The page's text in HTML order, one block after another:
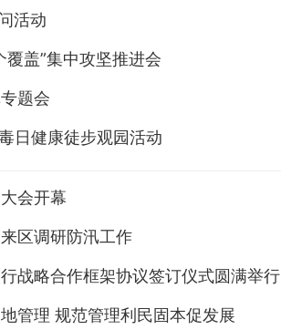
活动
盖”集中攻坚推进会
题会
日健康徒步观园活动
会开幕
区调研防汛工作
战略合作框架协议签订仪式圆满举行
管理 规范管理利民固本促发展